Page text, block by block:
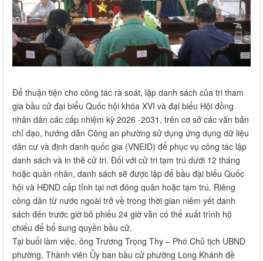
Để thuận tiện cho công tác rà soát, lập danh sách của tri tham
gia bầu cử đại biểu Quốc hội khóa XVI và đại biểu Hội đồng
nhân dân các cấp nhiệm kỳ 2026 -2031, trên cơ sở các văn bản
chỉ đạo, hướng dẫn Công an phường sử dụng ứng dụng dữ liệu
dân cư và định danh quốc gia (VNEID) để phục vụ công tác lập
danh sách và in thẻ cử tri. Đối với cử tri tạm trú dưới 12 tháng
hoặc quân nhân, danh sách sẽ được lập để bầu đại biểu Quốc
hội và HĐND cấp tỉnh tại nơi đóng quân hoặc tạm trú. Riêng
công dân từ nước ngoài trở về trong thời gian niêm yết danh
sách đến trước giờ bỏ phiếu 24 giờ vẫn có thể xuất trình hộ
chiếu để bổ sung quyền bầu cử.
Tại buổi làm việc, ông Trương Trọng Thy – Phó Chủ tịch UBND
phường, Thành viên Ủy ban bầu cử phường Long Khánh đề